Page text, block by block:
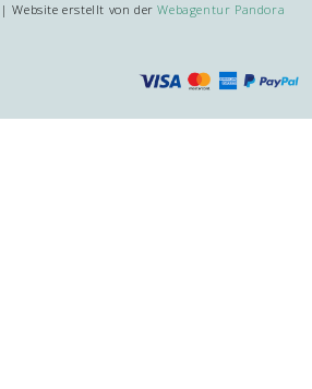
Website erstellt von derWebagentur Pandora